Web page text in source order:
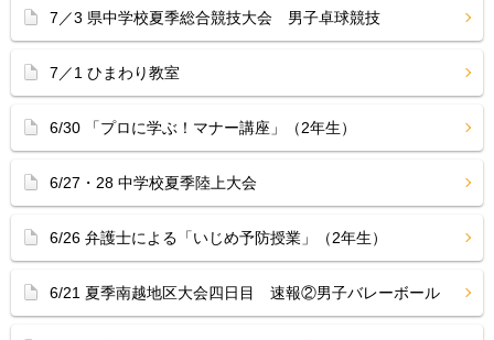
7／3 県中学校夏季総合競技大会 男子卓球競技
7／1 ひまわり教室
6/30 「プロに学ぶ！マナー講座」（2年生）
6/27・28 中学校夏季陸上大会
6/26 弁護士による「いじめ予防授業」（2年生）
6/21 夏季南越地区大会四日目 速報②男子バレーボール